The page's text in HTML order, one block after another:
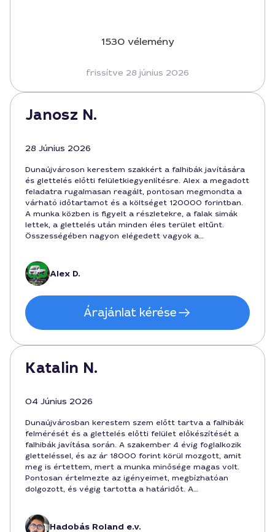
1530 vélemény
frissítve 28 június 2026
Janosz N.
28 Június 2026
Dunaújvároson kerestem szakkért a falhibák javítására
és glettelés előtti felületkiegyenlítésre. Alex a megadott
feladatra rugalmasan reagált, pontosan megmondta a
várható időtartamot és a költséget 120000 forintban.
A munka közben is figyelt a részletekre, a falak simák
lettek, a glettelés után minden éles terület eltűnt.
Összességében nagyon elégedett vagyok a
Alex D.
Árajánlat kérése
Katalin N.
04 Június 2026
Dunaújvárosban kerestem szem előtt tartva a falhibák
felmérését és a glettelés előtti felület előkészítését a
falhibák javítása során. A szakember 4 évig foglalkozik
gletteléssel, és az ár 18000 forint körül mozgott, amit
meg is értettem, mert a munka minősége magas volt.
Pontosan értelmezte az igényeimet, megbízhatóan
dolgozott, és végig tartotta a határidőt. A
Hadobás Roland e.v.